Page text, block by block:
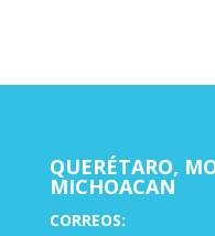
QUERÉTARO,
MICHOACAN
CORREOS: